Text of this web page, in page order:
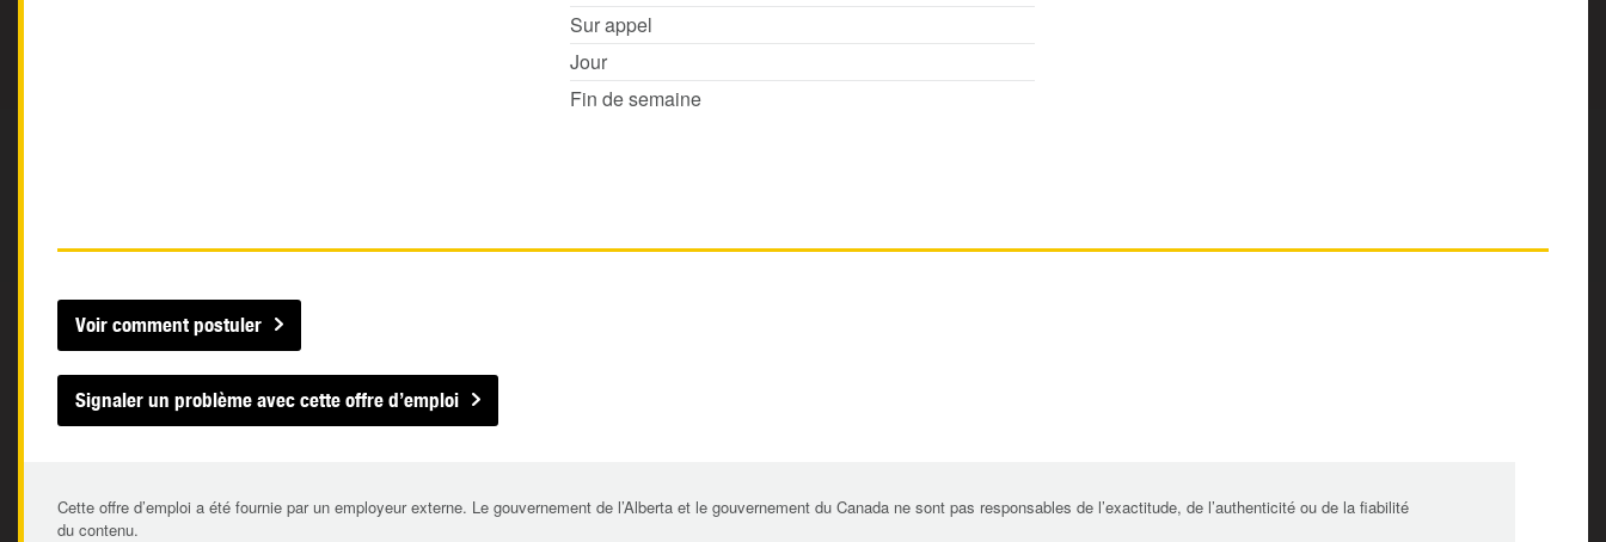
Sur appel
Jour
Fin de semaine
Voir comment postuler
Signaler un problème avec cette offre d’emploi
Cette offre d’emploi a été fournie par un employeur externe. Le gouvernement de l’Alberta et le gouvernement du Canada ne sont pas responsables de l’exactitude, de l’authenticité ou de la fiabilité
du contenu.